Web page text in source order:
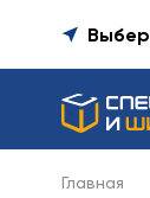
Главная